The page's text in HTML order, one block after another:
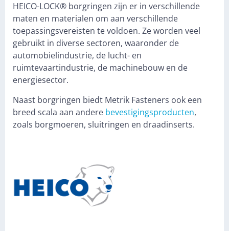
HEICO-LOCK® borgringen zijn er in verschillende
maten en materialen om aan verschillende
toepassingsvereisten te voldoen. Ze worden veel
gebruikt in diverse sectoren, waaronder de
automobielindustrie, de lucht- en
ruimtevaartindustrie, de machinebouw en de
energiesector.
Naast borgringen biedt Metrik Fasteners ook een
breed scala aan andere bevestigingsproducten,
zoals borgmoeren, sluitringen en draadinserts.